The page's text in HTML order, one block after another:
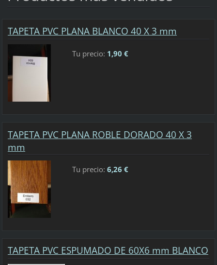
TAPETA PVC PLANA BLANCO 40 X 3 mm
Tu precio: 1,90 €
TAPETA PVC PLANA ROBLE DORADO 40 X 3
mm
Tu precio: 6,26 €
TAPETA PVC ESPUMADO DE 60X6 mm BLANCO